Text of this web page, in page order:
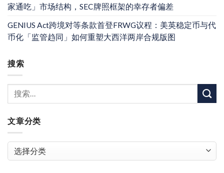
家通吃」市场结构，SEC牌照框架的幸存者偏差
GENIUS Act跨境对等条款首登FRWG议程：美英稳定币与代
币化「监管趋同」如何重塑大西洋两岸合规版图
搜索
文章分类
章